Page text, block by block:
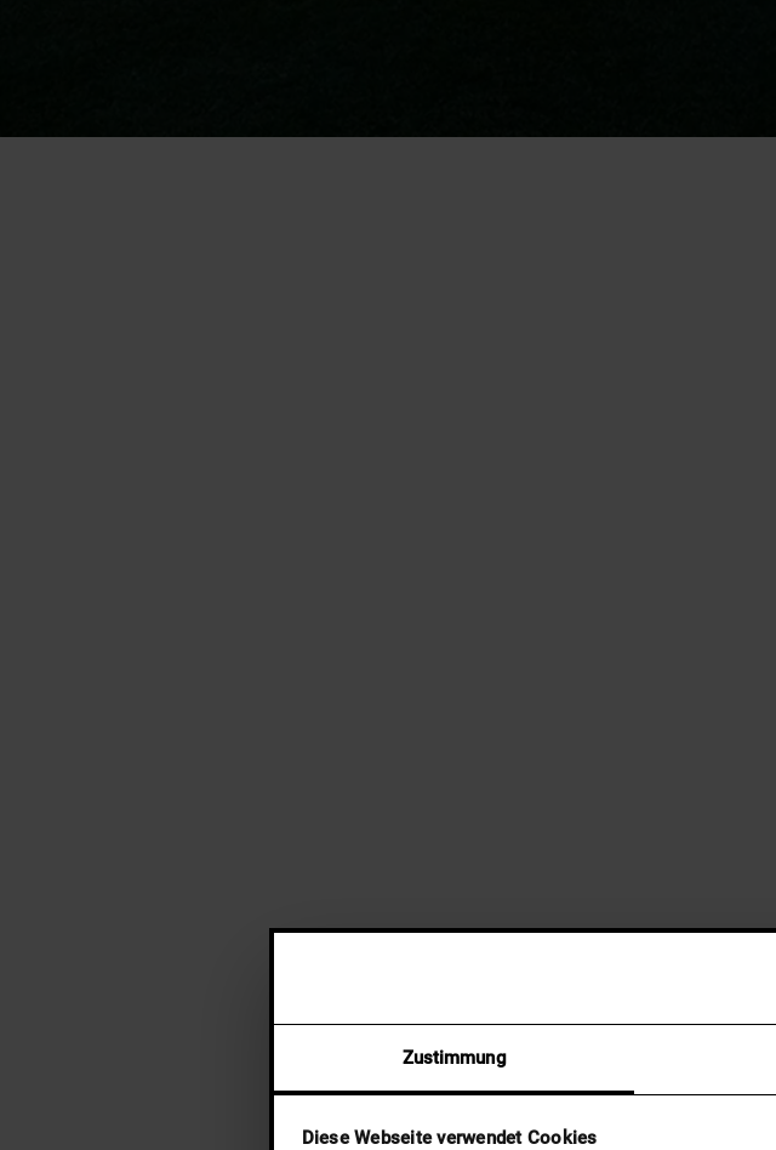
Zustimmung
Diese Webseite verwendet Cookies